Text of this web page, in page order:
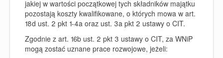
jakiej w wartości początkowej tych składników majątku
pozostają koszty kwalifikowane, o których mowa w art.
18d ust. 2 pkt 1-4a oraz ust. 3a pkt 2 ustawy o CIT.
Zgodnie z art. 16b ust. 2 pkt 3 ustawy o CIT, za WNiP
mogą zostać uznane prace rozwojowe, jeżeli: